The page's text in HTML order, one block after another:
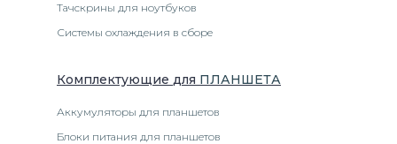
Тачскрины для ноутбуков
Системы охлаждения в сборе
Комплектующие для ПЛАНШЕТА
Аккумуляторы для планшетов
Блоки питания для планшетов